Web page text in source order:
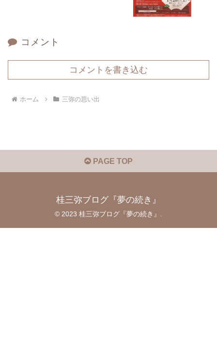
コメント
コメントを書き込む
ホーム 三弥の思い出
PAGE TOP
桂三弥ブログ『夢の続き』
© 2023 桂三弥ブログ『夢の続き』.